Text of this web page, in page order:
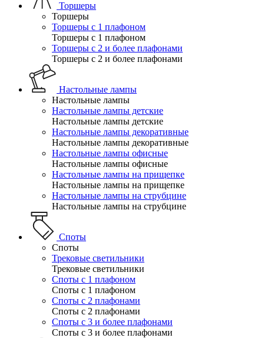
Торшеры
Торшеры
Торшеры с 1 плафоном
Торшеры с 1 плафоном
Торшеры с 2 и более плафонами
Торшеры с 2 и более плафонами
Настольные лампы
Настольные лампы
Настольные лампы детские
Настольные лампы детские
Настольные лампы декоративные
Настольные лампы декоративные
Настольные лампы офисные
Настольные лампы офисные
Настольные лампы на прищепке
Настольные лампы на прищепке
Настольные лампы на струбцине
Настольные лампы на струбцине
Споты
Споты
Трековые светильники
Трековые светильники
Споты с 1 плафоном
Споты с 1 плафоном
Споты с 2 плафонами
Споты с 2 плафонами
Споты с 3 и более плафонами
Споты с 3 и более плафонами